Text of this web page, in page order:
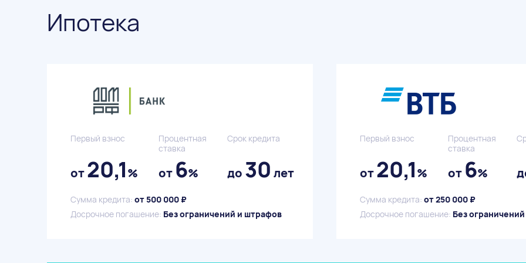
Ипотека
Первый взнос
от20,1%
Процентная
ставка
от 6%
Срок кредита
до 30 лет
Сумма кредита: от 500 000 ₽
Досрочное погашение: Без ограничений и штрафов
Первый взнос
от20,1%
Процентная
ставка
от 6%
Сумма кредита: от 250 000 ₽
Досрочное погашение: Без